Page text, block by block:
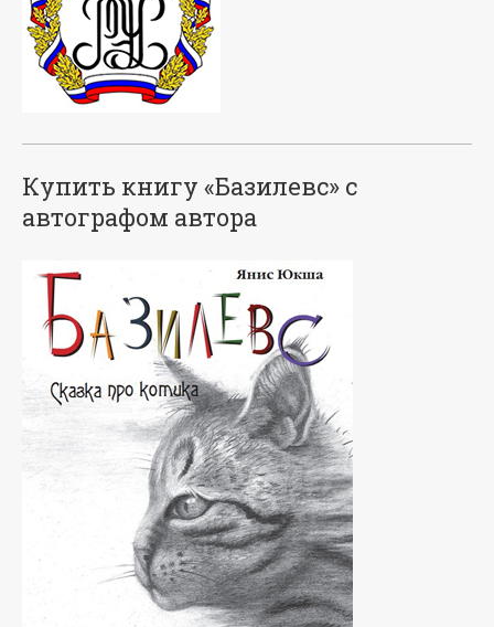
Купить книгу «Базилевс» с
автографом автора